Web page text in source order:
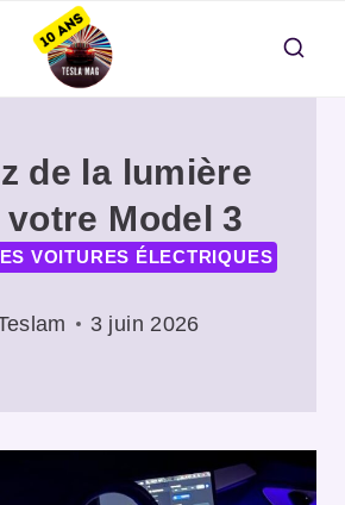
de la lumière
Model 3
VOITURES ÉLECTRIQUES
3 juin 2026